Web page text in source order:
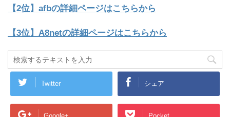
【2位】afbの詳細ページはこちらから
【3位】A8netの詳細ページはこちらから
Twitter シェア